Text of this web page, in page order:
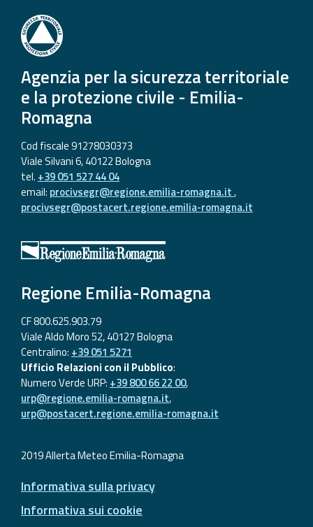
Agenzia per la sicurezza territoriale
e la protezione civile - Emilia-
Romagna
Cod fiscale 91278030373
Viale Silvani 6, 40122 Bologna
tel. +39 051 527 44 04
email: procivsegr@regione.emilia-romagna.it,
procivsegr@postacert.regione.emilia-romagna.it
Regione Emilia-Romagna
CF 800.625.903.79
Viale Aldo Moro 52, 40127 Bologna
Centralino: +39 051 5271
Ufficio Relazioni con il Pubblico:
Numero Verde URP: +39 800 66 22 00,
urp@regione.emilia-romagna.it,
urp@postacert.regione.emilia-romagna.it
2019 Allerta Meteo Emilia-Romagna
Informativa sulla privacy
Informativa sui cookie